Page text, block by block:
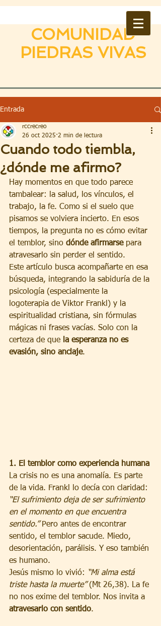
COMUNIDAD
PIEDRAS VIVAS
Entrada
Cuando todo tiembla,
¿dónde me afirmo?
rccrecreo
26 oct 2025 2 min de lectura
Hay momentos en que todo parece
tambalear: la salud, los vínculos, el
trabajo, la fe. Como si el suelo que
pisamos se volviera incierto. En esos
tiempos, la pregunta no es cómo evitar
el temblor, sino dónde afirmarse para
atravesarlo sin perder el sentido.
Este artículo busca acompañarte en esa
búsqueda, integrando la sabiduría de la
psicología (especialmente la
logoterapia de Viktor Frankl) y la
espiritualidad cristiana, sin fórmulas
mágicas ni frases vacías. Solo con la
certeza de que la esperanza no es
evasión, sino anclaje.
1. El temblor como experiencia humana
La crisis no es una anomalía. Es parte
de la vida. Frankl lo decía con claridad:
“El sufrimiento deja de ser sufrimiento
en el momento en que encuentra
sentido.” Pero antes de encontrar
sentido, el temblor sacude. Miedo,
desorientación, parálisis. Y eso también
es humano.
Jesús mismo lo vivió:
“Mi alma está
triste hasta la muerte” (Mt 26,38). La fe
no nos exime del temblor. Nos invita a
atravesarlo con sentido.